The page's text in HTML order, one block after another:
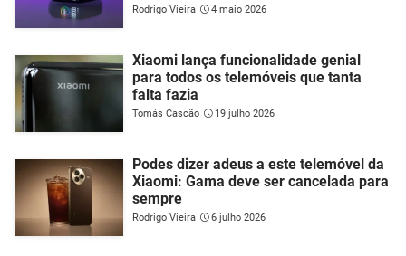
Rodrigo Vieira 4 maio 2026
Xiaomi lança funcionalidade genial
para todos os telemóveis que tanta
falta fazia
Tomás Cascão 19 julho 2026
Podes dizer adeus a este telemóvel da
Xiaomi: Gama deve ser cancelada para
sempre
Rodrigo Vieira 6 julho 2026